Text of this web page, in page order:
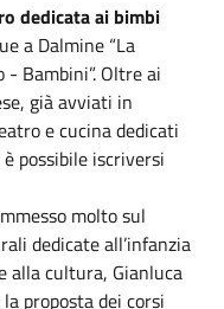
dedicata ai bimbi
a Dalmine “La
- Bambini”. Oltre ai
già avviati in
e cucina dedicati
possibile iscriversi
molto sul
dedicate all’infanzia
alla cultura, Gianluca
proposta dei corsi